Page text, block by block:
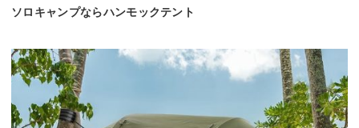
ソロキャンプならハンモックテント